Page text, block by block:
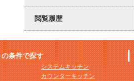
閲覧履歴
条件で探す
システムキッチン
カウンターキッチン